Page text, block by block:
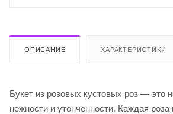
ОПИСАНИЕ ХАРАКТЕРИСТИКИ
Букет из розовых кустовых роз — это
нежности и утонченности. Каждая роза